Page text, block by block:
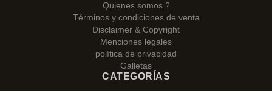
Quienes somos ?
Términos y condiciones de venta
Disclaimer & Copyright
Menciones legales
política de privacidad
Galletas
CATEGORÍAS